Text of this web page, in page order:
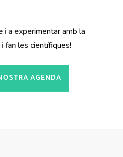
i a experimentar amb la
fan les científiques!
AGENDA